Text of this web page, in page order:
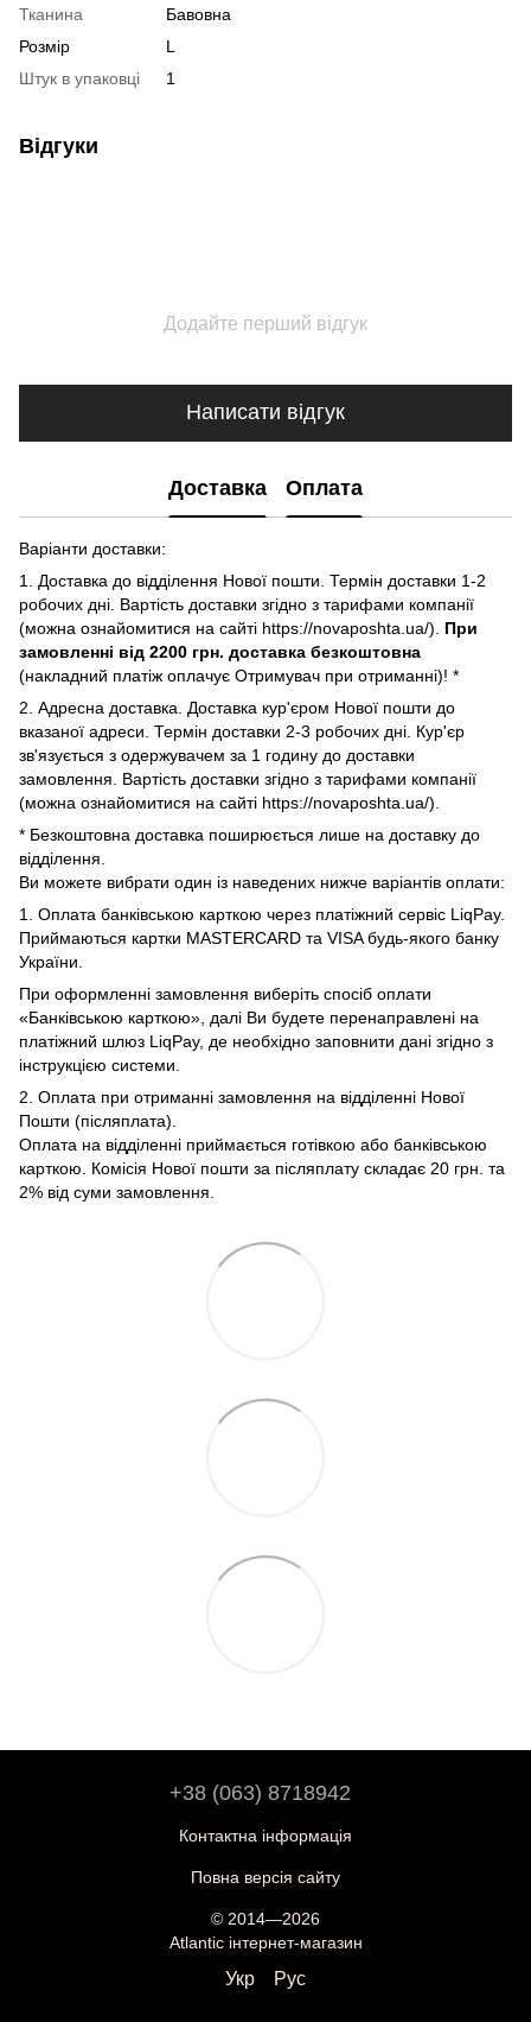
Тканина
Бавовна
Розмір
L
Штук в упаковці
1
Відгуки
Додайте перший відгук
Написати відгук
Доставка Оплата
Варіанти доставки:
1. Доставка до відділення Нової пошти. Термін доставки 1-2
робочих дні. Вартість доставки згідно з тарифами компанії
(можна ознайомитися на сайті https://novaposhta.ua/). При
замовленні від 2200 грн. доставка безкоштовна
(накладний платіж оплачує Отримувач при отриманні)! *
2. Адресна доставка. Доставка кур'єром Нової пошти до
вказаної адреси. Термін доставки 2-3 робочих дні. Кур'єр
зв'язується з одержувачем за 1 годину до доставки
замовлення. Вартість доставки згідно з тарифами компанії
(можна ознайомитися на сайті https://novaposhta.ua/).
* Безкоштовна доставка поширюється лише на доставку до
відділення.
Ви можете вибрати один із наведених нижче варіантів оплати:
1. Оплата банківською карткою через платіжний сервіс LiqPay.
Приймаються картки MASTERCARD та VISA будь-якого банку
України.
При оформленні замовлення виберіть спосіб оплати
«Банківською карткою», далі Ви будете перенаправлені на
платіжний шлюз LiqPay, де необхідно заповнити дані згідно з
інструкцією системи.
2. Оплата при отриманні замовлення на відділенні Нової
Пошти (післяплата).
Оплата на відділенні приймається готівкою або банківською
карткою. Комісія Нової пошти за післяплату складає 20 грн. та
2% від суми замовлення.
+38 (063) 8718942
Контактна інформація
Повна версія сайту
© 2014—2026
Atlantic інтернет-магазин
Укр Рус